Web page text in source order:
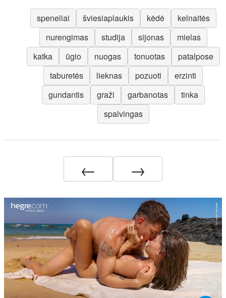
speneliai šviesiaplaukis kėdė
kelnaitės
nurengimas
studija sijonas
mielas
katka
ūgio nuogas tonuotas
patalpose
taburetės
lieknas pozuoti
erzinti
gundantis
graži garbanotas
tinka
spalvingas
← →